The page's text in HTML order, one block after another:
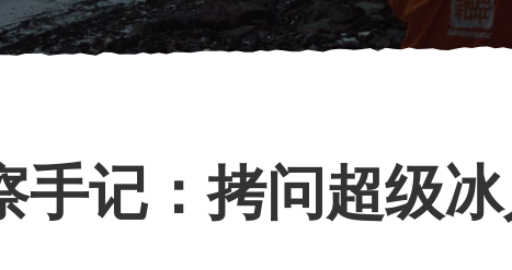
手记：拷问超级